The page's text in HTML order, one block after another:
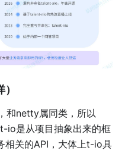
和netty属同类，所以
io是从项目抽象出来的框
相关的API，大体上t-io具